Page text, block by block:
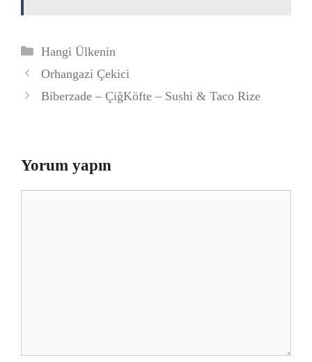
Kategoriler
Hangi Ülkenin
Orhangazi Çekici
Biberzade – ÇiğKöfte – Sushi & Taco Rize
Yorum yapın